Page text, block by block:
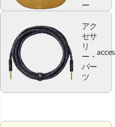
ー
アク
セサ
リ
ー・
パー
ツ